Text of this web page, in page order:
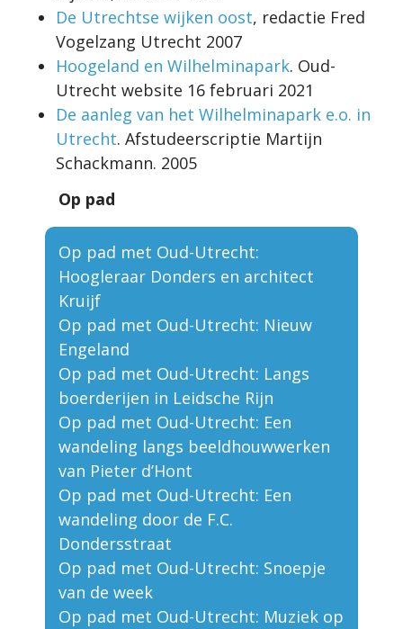
De Utrechtse wijken oost, redactie Fred
Vogelzang Utrecht 2007
Hoogeland en Wilhelminapark. Oud-
Utrecht website 16 februari 2021
De aanleg van het Wilhelminapark e.o. in
Utrecht. Afstudeerscriptie Martijn
Schackmann. 2005
Op pad
Op pad met Oud-Utrecht:
Hoogleraar Donders en architect
Kruijf
Op pad met Oud-Utrecht: Nieuw
Engeland
Op pad met Oud-Utrecht: Langs
boerderijen in Leidsche Rijn
Op pad met Oud-Utrecht: Een
wandeling langs beeldhouwwerken
van Pieter d’Hont
Op pad met Oud-Utrecht: Een
wandeling door de F.C.
Dondersstraat
Op pad met Oud-Utrecht: Snoepje
van de week
Op pad met Oud-Utrecht: Muziek op